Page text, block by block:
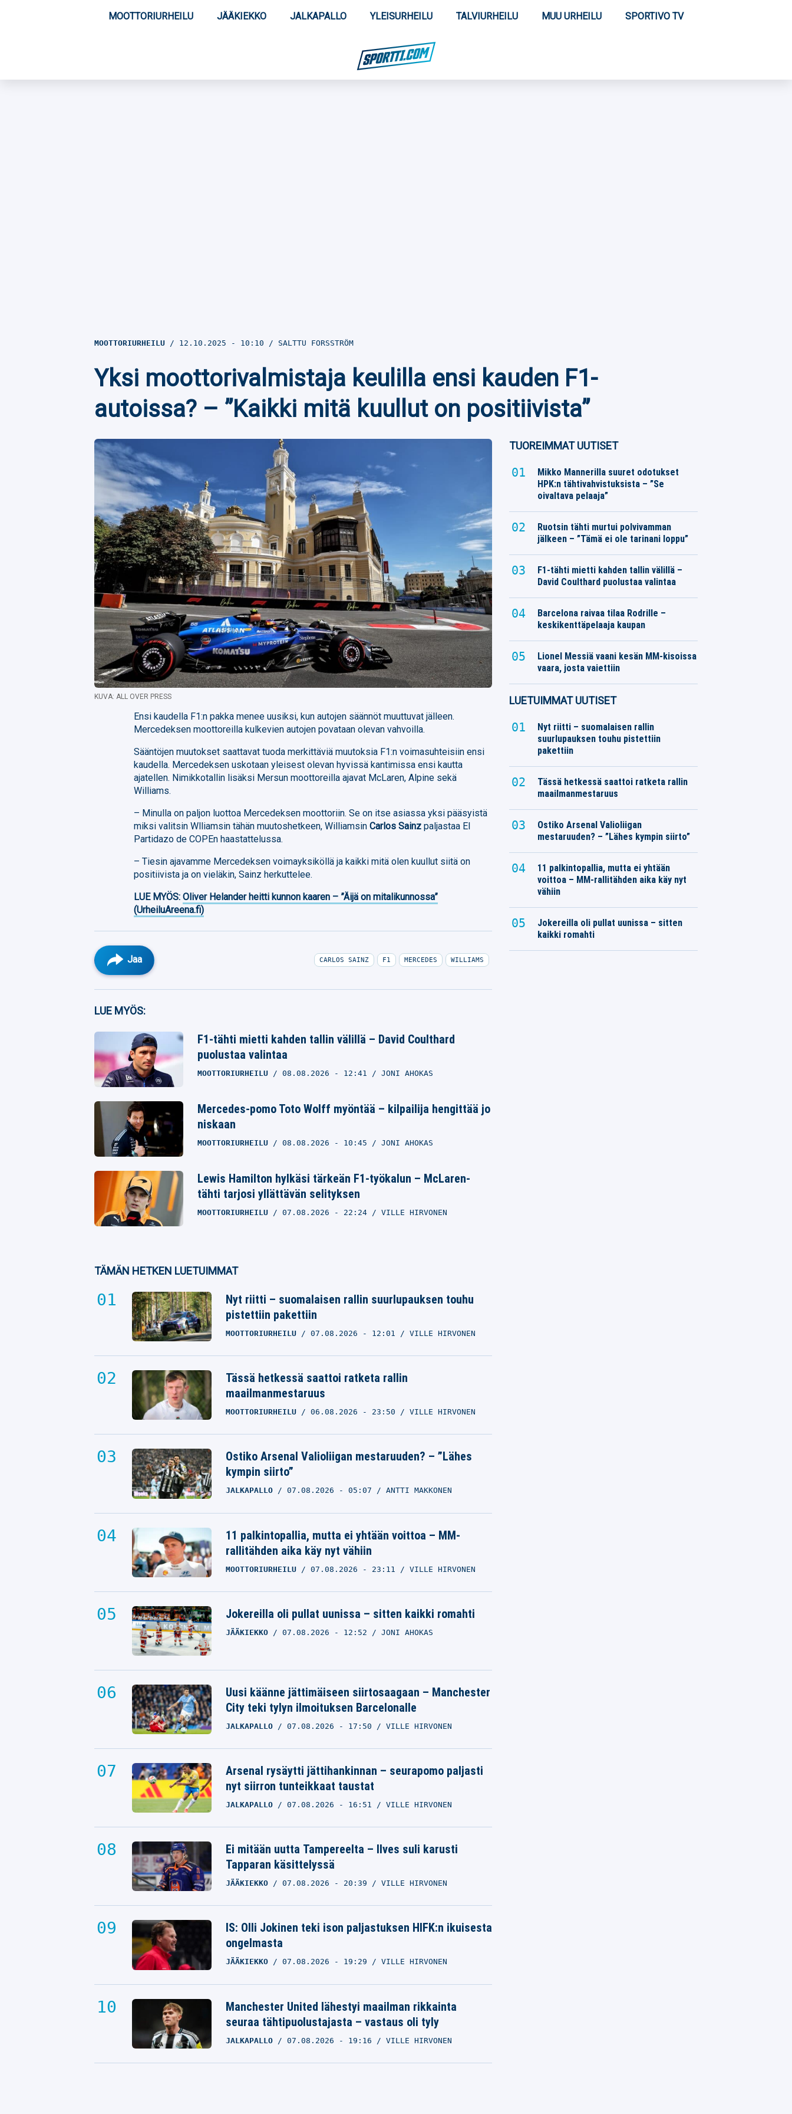
MOOTTORIURHEILU JÄÄKIEKKO JALKAPALLO YLEISURHEILU TALVIURHEILU MUU URHEILU SPORTIVO TV
MOOTTORIURHEILU 12.10.2025 - 10:10 SALTTU FORSSTRÖM
Yksi moottorivalmistaja keulilla ensi kauden F1-
autoissa? – ”Kaikki mitä kuullut on positiivista”
KUVA: ALL OVER PRESS
Ensi kaudella F1:n pakka menee uusiksi, kun autojen säännöt muuttuvat jälleen.
Mercedeksen moottoreilla kulkevien autojen povataan olevan vahvoilla.
Sääntöjen muutokset saattavat tuoda merkittäviä muutoksia F1:n voimasuhteisiin ensi
kaudella. Mercedeksen uskotaan yleisest olevan hyvissä kantimissa ensi kautta
ajatellen. Nimikkotallin lisäksi Mersun moottoreilla ajavat McLaren, Alpine sekä
Williams.
– Minulla on paljon luottoa Mercedeksen moottoriin. Se on itse asiassa yksi pääsyistä
miksi valitsin Wlliamsin tähän muutoshetkeen, WilliamsinCarlos Sainz paljastaa El
Partidazo de COPEn haastattelussa.
– Tiesin ajavamme Mercedeksen voimayksiköllä ja kaikki mitä olen kuullut siitä on
positiivista ja on vieläkin, Sainz herkuttelee.
LUE MYÖS:Oliver Helander heitti kunnon kaaren – ”Äijä on mitalikunnossa”
(UrheiluAreena.fi)
Jaa
Facebook
Twitter
Whatsapp
CARLOS SAINZ F1 MERCEDES WILLIAMS
LUE MYÖS:
F1-tähti mietti kahden tallin välillä – David Coulthard
puolustaa valintaa
MOOTTORIURHEILU 08.08.2026 - 12:41 JONI AHOKAS
Mercedes-pomo Toto Wolff myöntää – kilpailija hengittää jo
niskaan
MOOTTORIURHEILU 08.08.2026 - 10:45 JONI AHOKAS
Lewis Hamilton hylkäsi tärkeän F1-työkalun – McLaren-
tähti tarjosi yllättävän selityksen
MOOTTORIURHEILU 07.08.2026 - 22:24 VILLE HIRVONEN
TÄMÄN HETKEN LUETUIMMAT
Nyt riitti – suomalaisen rallin suurlupauksen touhu
pistettiin pakettiin
MOOTTORIURHEILU 07.08.2026 - 12:01 VILLE HIRVONEN
Tässä hetkessä saattoi ratketa rallin
maailmanmestaruus
MOOTTORIURHEILU 06.08.2026 - 23:50 VILLE HIRVONEN
Ostiko Arsenal Valioliigan mestaruuden? – ”Lähes
kympin siirto”
JALKAPALLO 07.08.2026 - 05:07 ANTTI MAKKONEN
11 palkintopallia, mutta ei yhtään voittoa – MM-
rallitähden aika käy nyt vähiin
MOOTTORIURHEILU 07.08.2026 - 23:11 VILLE HIRVONEN
Jokereilla oli pullat uunissa – sitten kaikki romahti
JÄÄKIEKKO 07.08.2026 - 12:52 JONI AHOKAS
Uusi käänne jättimäiseen siirtosaagaan – Manchester
City teki tylyn ilmoituksen Barcelonalle
JALKAPALLO 07.08.2026 - 17:50 VILLE HIRVONEN
Arsenal rysäytti jättihankinnan – seurapomo paljasti
nyt siirron tunteikkaat taustat
JALKAPALLO 07.08.2026 - 16:51 VILLE HIRVONEN
Ei mitään uutta Tampereelta – Ilves suli karusti
Tapparan käsittelyssä
JÄÄKIEKKO 07.08.2026 - 20:39 VILLE HIRVONEN
IS: Olli Jokinen teki ison paljastuksen HIFK:n ikuisesta
ongelmasta
JÄÄKIEKKO 07.08.2026 - 19:29 VILLE HIRVONEN
Manchester United lähestyi maailman rikkainta
seuraa tähtipuolustajasta – vastaus oli tyly
JALKAPALLO 07.08.2026 - 19:16 VILLE HIRVONEN
TUOREIMMAT UUTISET
Mikko Mannerilla suuret odotukset
HPK:n tähtivahvistuksista – ”Se
oivaltava pelaaja”
Ruotsin tähti murtui polvivamman
jälkeen – ”Tämä ei ole tarinani loppu”
F1-tähti mietti kahden tallin välillä –
David Coulthard puolustaa valintaa
Barcelona raivaa tilaa Rodrille –
keskikenttäpelaaja kaupan
Lionel Messiä vaani kesän MM-kisoissa
vaara, josta vaiettiin
LUETUIMMAT UUTISET
Nyt riitti – suomalaisen rallin
suurlupauksen touhu pistettiin
pakettiin
Tässä hetkessä saattoi ratketa rallin
maailmanmestaruus
Ostiko Arsenal Valioliigan
mestaruuden? – ”Lähes kympin siirto”
11 palkintopallia, mutta ei yhtään
voittoa – MM-rallitähden aika käy nyt
vähiin
Jokereilla oli pullat uunissa – sitten
kaikki romahti